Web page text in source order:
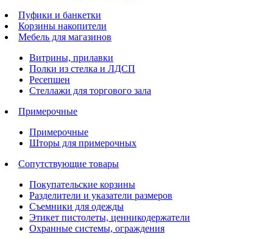
Пуфики и банкетки
Корзины накопители
Мебель для магазинов
Витрины, прилавки
Полки из стелка и ЛДСП
Ресепшен
Стеллажи для торгового зала
Примерочные
Примерочные
Шторы для примерочных
Сопутствующие товары
Покупательские корзины
Разделители и указатели размеров
Съемники для одежды
Этикет пистолеты, ценникодержатели
Охранные системы, ограждения